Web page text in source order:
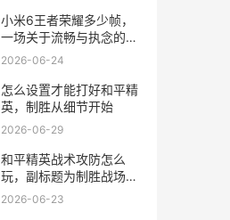
小米6王者荣耀多少帧，
一场关于流畅与执念的追
寻
2026-06-24
怎么设置才能打好和平精
英，制胜从细节开始
2026-06-29
和平精英战术攻防怎么
玩，副标题为制胜战场的
关键策略
2026-06-23